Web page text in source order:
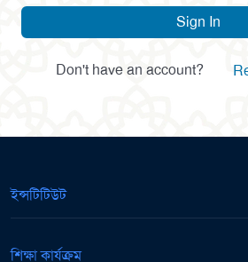
Sign In
Don't have an account?
ইন্সটিটিউট
শিক্ষা কার্যক্রম